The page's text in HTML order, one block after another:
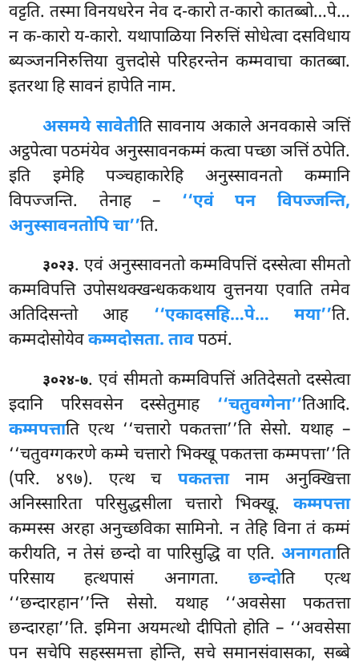
वट्टति. तस्मा विनयधरेन नेव द-कारो त-कारो कातब्बो…पे…
न क-कारो य-कारो. यथापाळिया निरुत्तिं सोधेत्वा दसविधाय
ब्यञ्जननिरुत्तिया वुत्तदोसे परिहरन्तेन कम्मवाचा कातब्बा.
इतरथा हि सावनं हापेति नाम.
असमये सावेतीति सावनाय अकाले अनवकासे ञत्तिं
अट्ठपेत्वा पठमंयेव अनुस्सावनकम्मं कत्वा पच्छा ञत्तिं ठपेति.
इति इमेहि पञ्चहाकारेहि अनुस्सावनतो कम्मानि
विपज्जन्ति. तेनाह – ‘‘एवं पन विपज्जन्ति,
अनुस्सावनतोपि चा’’ति.
३०२३. एवं अनुस्सावनतो कम्मविपत्तिं दस्सेत्वा सीमतो
कम्मविपत्ति उपोसथक्खन्धककथाय वुत्तनया एवाति तमेव
अतिदिसन्तो आह ‘‘एकादसहि…पे… मया’’ति.
कम्मदोसोयेवकम्मदोसता. तावपठमं.
३०२४-७. एवं सीमतो कम्मविपत्तिं अतिदेसतो दस्सेत्वा
इदानि परिसवसेन दस्सेतुमाह ‘‘चतुवग्गेना’’तिआदि.
कम्मपत्ताति एत्थ ‘‘चत्तारो पकतत्ता’’ति सेसो. यथाह –
‘‘चतुवग्गकरणे कम्मे चत्तारो भिक्खू पकतत्ता कम्मपत्ता’’ति
(परि. ४९७). एत्थ च पकतत्तानाम अनुक्खित्ता
अनिस्सारिता परिसुद्धसीला चत्तारो भिक्खू. कम्मपत्ता
कम्मस्स अरहा अनुच्छविका सामिनो. न तेहि विना तं कम्मं
करीयति, न तेसं छन्दो वा पारिसुद्धि वा एति. अनागताति
परिसाय हत्थपासं अनागता. छन्दोति एत्थ
‘‘छन्दारहान’’न्ति सेसो. यथाह ‘‘अवसेसा पकतत्ता
छन्दारहा’’ति. इमिना अयमत्थो दीपितो होति – ‘‘अवसेसा
पन सचेपि सहस्समत्ता होन्ति, सचे समानसंवासका, सब्बे